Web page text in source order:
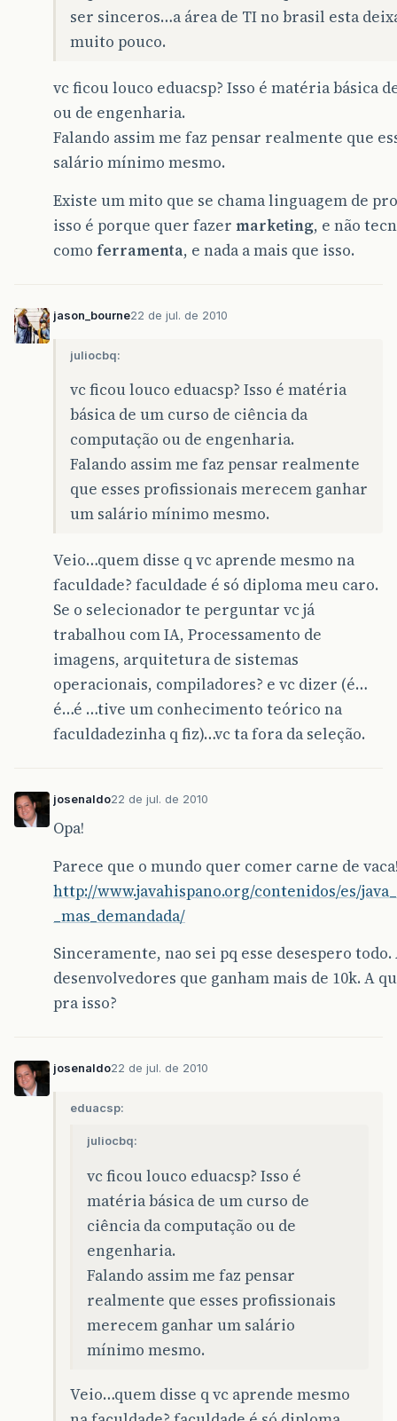
ser sinceros…a área de TI no brasil esta
muito pouco.
vc ficou louco eduacsp? Isso é matéria básica
ou de engenharia.
Falando assim me faz pensar realmente que
salário mínimo mesmo.
Existe um mito que se chama linguagem de
isso é porque quer fazer marketing, e não
como ferramenta, e nada a mais que isso.
jason_bourne22 de jul. de 2010
juliocbq:
vc ficou louco eduacsp? Isso é matéria
básica de um curso de ciência da
computação ou de engenharia.
Falando assim me faz pensar realmente
que esses profissionais merecem ganhar
um salário mínimo mesmo.
Veio…quem disse q vc aprende mesmo na
faculdade? faculdade é só diploma meu caro.
Se o selecionador te perguntar vc já
trabalhou com IA, Processamento de
imagens, arquitetura de sistemas
operacionais, compiladores? e vc dizer (é…
é…é …tive um conhecimento teórico na
faculdadezinha q fiz)…vc ta fora da seleção.
josenaldo22 de jul. de 2010
Opa!
Parece que o mundo quer comer carne de
http://www.javahispano.org/contenidos/es/
_mas_demandada/
Sinceramente, nao sei pq esse desespero
desenvolvedores que ganham mais de 10k. A
pra isso?
josenaldo22 de jul. de 2010
eduacsp:
juliocbq:
vc ficou louco eduacsp? Isso é
matéria básica de um curso de
ciência da computação ou de
engenharia.
Falando assim me faz pensar
realmente que esses profissionais
merecem ganhar um salário
mínimo mesmo.
Veio…quem disse q vc aprende mesmo